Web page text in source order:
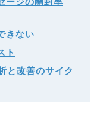
きない
ト
と改善のサイク